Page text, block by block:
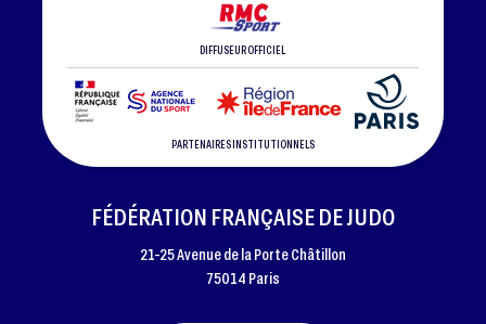
DIFFUSEUR OFFICIEL
PARTENAIRES INSTITUTIONNELS
FÉDÉRATION FRANÇAISE DE JUDO
21-25 Avenue de la Porte Châtillon
75014 Paris